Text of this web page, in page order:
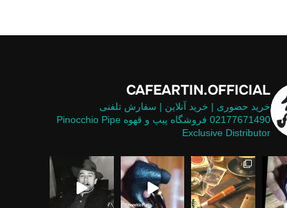
CAFEARTIN.OFFICIAL
خرید حضوری | خرید آنلاین | سفارش تلفنی
02177671490 فروشگاه پیپ و قهوه Pinocchio Pipe
Exclusive Distributor
از فیلترین شیپ های موج
کسب و کار نشین یه دوستی می‌گفت هم